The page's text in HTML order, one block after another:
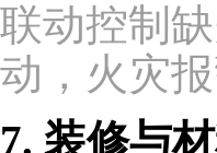
联动控制
动，火灾
7. 装修与